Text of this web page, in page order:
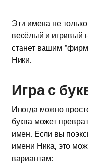
Эти имена не
весёлый и игривый
станет вашим
Ники.
Игра с
Иногда можно
буква может
имен. Если вы
имени Ника, это
вариантам: